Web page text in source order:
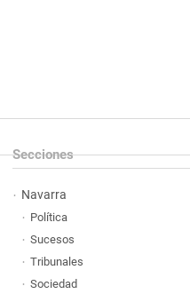
Secciones
Navarra
Política
Sucesos
Tribunales
Sociedad